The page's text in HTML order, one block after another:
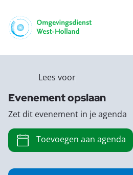
Lees voor
Evenement opslaan
Zet dit evenement in je agenda
Toevoegen aan agenda